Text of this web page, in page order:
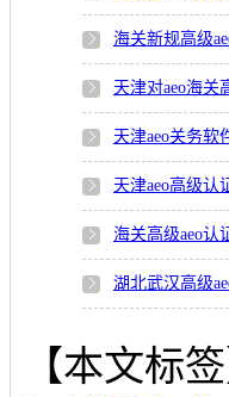
海关新规高级
天津对aeo海
天津aeo关务软
天津aeo高级认
海关高级aeo认
湖北武汉高级
【本文标签